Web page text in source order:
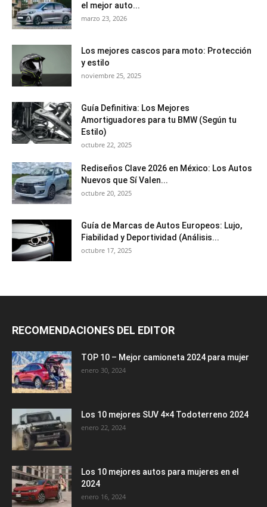
el mejor auto...
marzo 23, 2026
Los mejores cascos para moto: Protección
y estilo
noviembre 25, 2025
Guía Definitiva: Los Mejores
Amortiguadores para tu BMW (Según tu
Estilo)
octubre 22, 2025
Rediseños Clave 2026 en México: Los Autos
Nuevos que Sí Valen...
octubre 20, 2025
Guía de Marcas de Autos Europeos: Lujo,
Fiabilidad y Deportividad (Análisis...
octubre 17, 2025
RECOMENDACIONES DEL EDITOR
TOP 10 – Mejor camioneta 2024 para mujer
enero 30, 2024
Los 10 mejores SUV 4×4 Todoterreno 2024
enero 22, 2024
Los 10 mejores autos para mujeres en el
2024
enero 16, 2024